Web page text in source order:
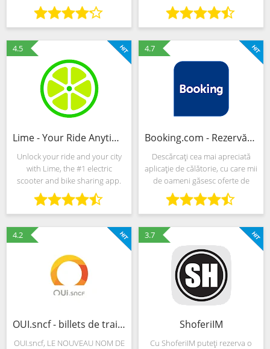
mode de transport ?
L’application SNCF vous
accompagne lors de vos
déplacements, vous alerte en
explorați globul pur și simplu
trăgând cu degetul. Zburați
printre obiective renumite și
orașe precum Londra,
4.5
Lime - Your Ride Anytime
Unlock your ride and your city
with Lime, the #1 electric
scooter and bike sharing app.
Our micro-mobility solutions
including dock free rental bikes,
e-assist bikes, and electric
scooters are
4.7
Booking.com - Rezervări Hotel
Descărcaţi cea mai apreciată
aplicaţie de călătorie, cu care mii
de oameni găsesc oferte de
cazare la hoteluri sau case de
vacanţă. Găsiţi cazare pentru
orice tip de călătorie, oriunde în
lume! Cel
4.2
OUI.sncf - billets de train & info sur vos voyages
OUI.sncf, LE NOUVEAU NOM DE
3.7
ShoferiIM
Cu ShoferiIM puteți rezerva o